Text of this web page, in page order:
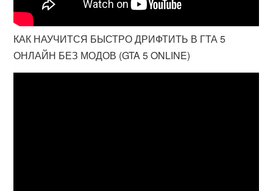
КАК НАУЧИТСЯ БЫСТРО ДРИФТИТЬ В ГТА 5
ОНЛАЙН БЕЗ МОДОВ (GTA 5 ONLINE)